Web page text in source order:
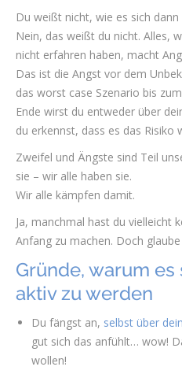
Du weißt nicht, wie es sich
Nein, das weißt du nicht. Alles,
nicht erfahren haben, macht
Das ist die Angst vor dem
das worst case Szenario bis
Ende wirst du entweder über
du erkennst, dass es das Risiko
Zweifel und Ängste sind Teil
sie – wir alle haben sie.
Wir alle kämpfen damit.
Ja, manchmal hast du vielleicht
Anfang zu machen. Doch
Gründe, warum
aktiv zu werden
Du fängst an, selbst über
gut sich das anfühlt… wow!
wollen!